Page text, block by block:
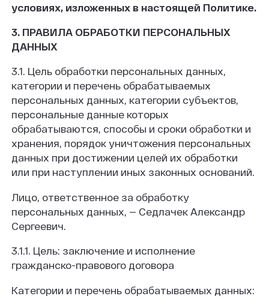
условиях, изложенных в настоящей Политике.
3. ПРАВИЛА ОБРАБОТКИ ПЕРСОНАЛЬНЫХ
ДАННЫХ
3.1. Цель обработки персональных данных,
категории и перечень обрабатываемых
персональных данных, категории субъектов,
персональные данные которых
обрабатываются, способы и сроки обработки и
хранения, порядок уничтожения персональных
данных при достижении целей их обработки
или при наступлении иных законных оснований.
Лицо, ответственное за обработку
персональных данных, — Седлачек Александр
Сергеевич.
3.1.1. Цель: заключение и исполнение
гражданско-правового договора
Категории и перечень обрабатываемых данных: